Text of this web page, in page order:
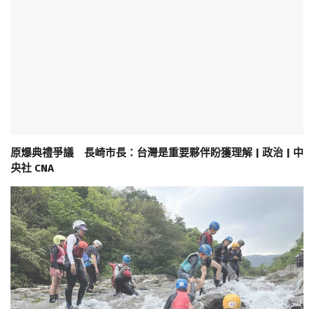
原爆典禮爭議 長崎市長：台灣是重要夥伴盼獲理解 | 政治 | 中
央社 CNA